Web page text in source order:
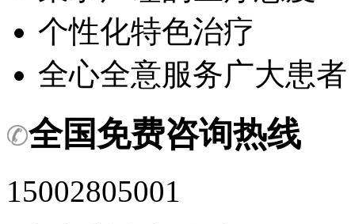
个性化特色治疗
全心全意服务广大患者
全国免费咨询热线
15002805001